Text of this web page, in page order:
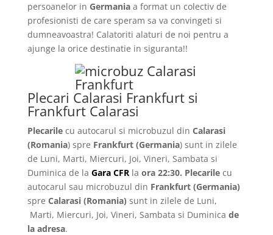
persoanelor in Germaniaa format un colectiv de
profesionisti de care speram sa va convingeti si
dumneavoastra! Calatoriti alaturi de noi pentru a
ajunge la orice destinatie in siguranta!!
Plecari Calarasi Frankfurt si
Frankfurt Calarasi
Plecarilecu autocarul si microbuzul din Calarasi
(Romania) spre Frankfurt (Germania) sunt in zilele
de Luni, Marti, Miercuri, Joi, Vineri, Sambata si
Duminica de la Gara CFRla ora 22:30. Plecarilecu
autocarul sau microbuzul din Frankfurt (Germania)
spre Calarasi (Romania) sunt in zilele de Luni,
Marti, Miercuri, Joi, Vineri, Sambata si Duminica de
la adresa.